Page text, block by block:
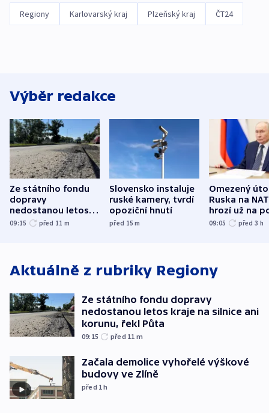
Regiony Karlovarský kraj Plzeňský kraj ČT24
Výběr redakce
Ze státního fondu
dopravy
nedostanou letos
kraje na silnice ani
09:15 před 11 m
Slovensko instaluje
ruské kamery, tvrdí
opoziční hnutí
před 15m
Omezený
Ruska na
hrozí už na
varují tajné
09:05 před 3 h
Aktuálně z rubriky Regiony
Ze státního fondu dopravy
nedostanou letos kraje na silnice ani
korunu, řekl Půta
09:15 před 11 m
Začala demolice vyhořelé výškové
budovy ve Zlíně
před 1h